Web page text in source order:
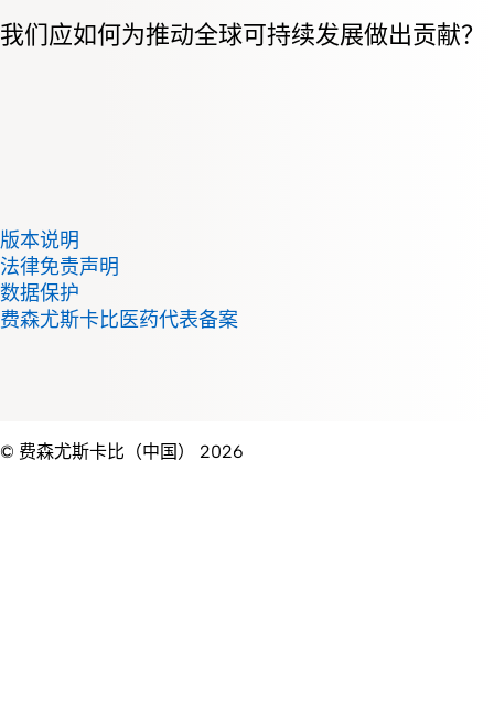
我们应如何为推动全球可持续发展做出贡献？
版本说明
法律免责声明
数据保护
费森尤斯卡比医药代表备案
© 费森尤斯卡比（中国） 2026